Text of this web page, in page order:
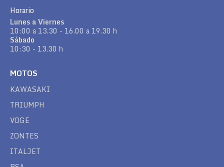
Horario
Lunes a Viernes
10:00 a 13.30 - 16.00 a 19.30 h
Sábado
10:30 - 13.30 h
MOTOS
KAWASAKI
TRIUMPH
VOGE
ZONTES
ITALJET